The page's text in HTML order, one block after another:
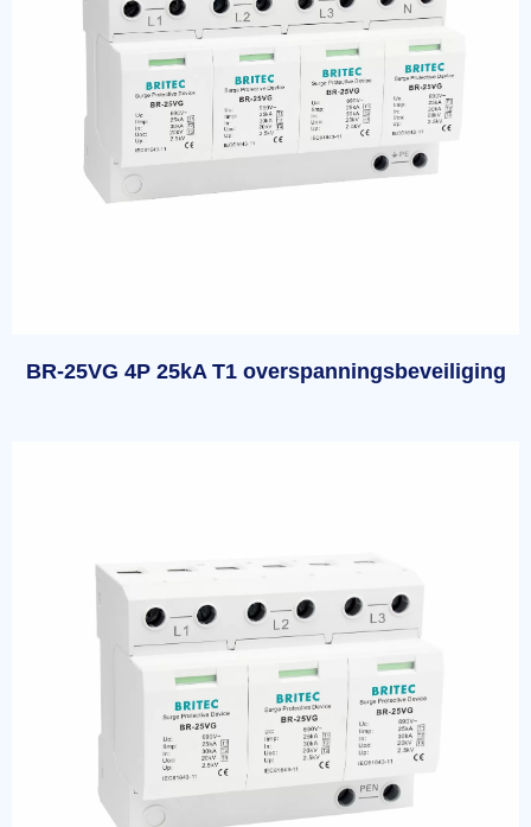
BR-25VG 4P 25kA T1 overspanningsbeveiliging